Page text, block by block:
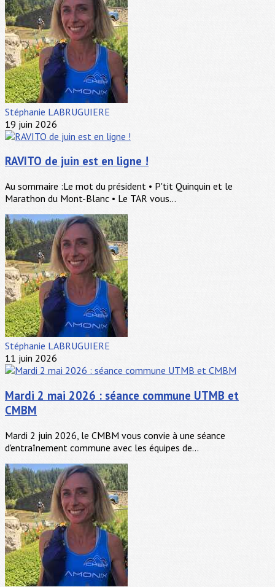
Stéphanie LABRUGUIERE
19 juin 2026
RAVITO de juin est en ligne !
Au sommaire :Le mot du président • P'tit Quinquin et le
Marathon du Mont-Blanc • Le TAR vous...
Stéphanie LABRUGUIERE
11 juin 2026
Mardi 2 mai 2026 : séance commune UTMB et
CMBM
Mardi 2 juin 2026, le CMBM vous convie à une séance
d'entraînement commune avec les équipes de...